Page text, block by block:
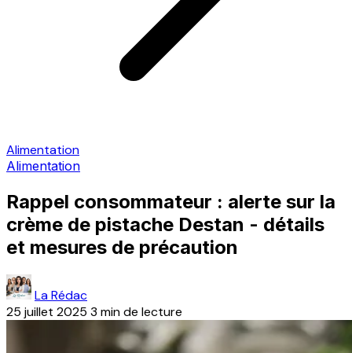
Alimentation
Alimentation
Rappel consommateur : alerte sur la
crème de pistache Destan - détails
et mesures de précaution
La Rédac
25 juillet 2025 3 min de lecture